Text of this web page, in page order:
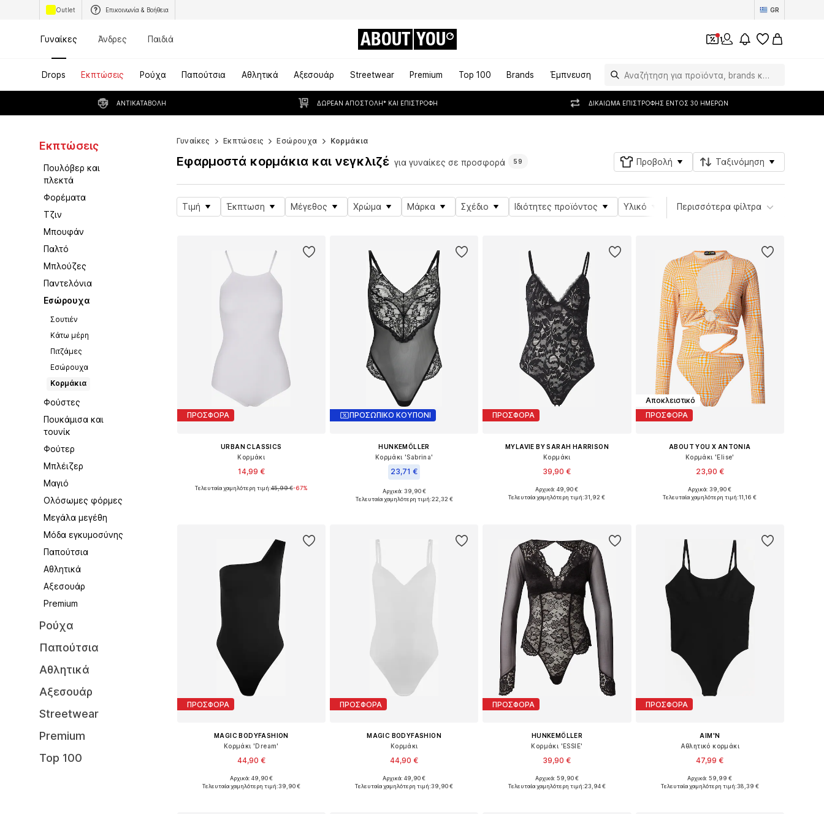
Outlet Επικοινωνία & Βοήθεια GR
Γυναίκες Άνδρες Παιδιά ABOUT YOU 1
Drops Εκπτώσεις Ρούχα Παπούτσια Αθλητικά Αξεσουάρ Streetwear Premium Top 100 Brands Έμπνευση
ΑΝΤΙΚΑΤΑΒΟΛΉ ΔΩΡΕΆΝ ΑΠΟΣΤΟΛΉ* ΚΑΙ ΕΠΙΣΤΡΟΦΉ ΔΙΚΑΊΩΜΑ ΕΠΙΣΤΡΟΦΉΣ ΕΝΤΌΣ 30 ΗΜΕΡΏΝ
Εκπτώσεις
Πουλόβερ και
πλεκτά
Φορέματα
Τζιν
Μπουφάν
Παλτό
Μπλούζες
Παντελόνια
Εσώρουχα
Σουτιέν
Κάτω μέρη
Πιτζάμες
Εσώρουχα
Κορμάκια
Φούστες
Πουκάμισα και
τουνίκ
Φούτερ
Μπλέιζερ
Μαγιό
Ολόσωμες φόρμες
Μεγάλα μεγέθη
Μόδα εγκυμοσύνης
Παπούτσια
Αθλητικά
Αξεσουάρ
Premium
Ρούχα
Παπούτσια
Αθλητικά
Αξεσουάρ
Streetwear
Premium
Top 100
Γυναίκες Εκπτώσεις Εσώρουχα Κορμάκια
Εφαρμοστά κορμάκια και νεγκλιζέ για γυναίκες σε προσφορά 59 Προβολή Ταξινόμηση
Τιμή Έκπτωση Μέγεθος Χρώμα Μάρκα Σχέδιο Ιδιότητες προϊόντος Υλικό Ειδικά μεγέθη Λεπτομέρειες
Περισσότερα φίλτρα
ΠΡΟΣΦΟΡΑ
URBAN CLASSICS
Κορμάκι
14,99 €
Διαθέσιμα μεγέθη: XS, S, M, L, XL
Τελευταία χαμηλότερη τιμή:45,99 €-67%
ΠΡΟΣΩΠΙΚΟ ΚΟΥΠΟΝΙ
HUNKEMÖLLER
Κορμάκι 'Sabrina'
23,71 €
Διαθέσιμα μεγέθη: XS, S, M, L
Αρχικά: 39,90 €
Τελευταία χαμηλότερη τιμή:22,32 €
ΠΡΟΣΦΟΡΑ
MYLAVIE BY SARAH HARRISON
Κορμάκι
39,90 €
Διαθέσιμα μεγέθη: XS, S, M, L, XL, XXL
Αρχικά: 49,90 €
Τελευταία χαμηλότερη τιμή:31,92 €
Αποκλειστικό
ΠΡΟΣΦΟΡΑ
ABOUT YOU X ANTONIA
Κορμάκι 'Elise'
23,90 €
Διαθέσιμα μεγέθη: S, M, XL, XXL
Αρχικά: 39,90 €
Τελευταία χαμηλότερη τιμή:11,16 €
ΠΡΟΣΦΟΡΑ
MAGIC BODYFASHION
Κορμάκι 'Dream'
44,90 €
Διαθέσιμα μεγέθη: S, M, L, XL, XXL
Αρχικά: 49,90 €
Τελευταία χαμηλότερη τιμή:39,90 €
ΠΡΟΣΦΟΡΑ
MAGIC BODYFASHION
Κορμάκι
44,90 €
Διαθέσιμα μεγέθη: S, M, L, XL, XXL
Αρχικά: 49,90 €
Τελευταία χαμηλότερη τιμή:39,90 €
ΠΡΟΣΦΟΡΑ
HUNKEMÖLLER
Κορμάκι 'ESSIE'
39,90 €
Διαθέσιμα μεγέθη: XS, S, M, L
Αρχικά: 59,90 €
Τελευταία χαμηλότερη τιμή:23,94 €
ΠΡΟΣΦΟΡΑ
AIM'N
Αθλητικό κορμάκι
47,99 €
Διαθέσιμα μεγέθη: S, M, L
Αρχικά: 59,99 €
Τελευταία χαμηλότερη τιμή:38,39 €